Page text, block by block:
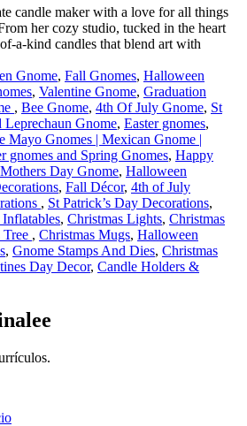
candle maker with a love for all things
her cozy studio, tucked in the heart
a-kind candles that blend art with
Gnome, Fall Gnomes, Halloween
, Valentine Gnome, Graduation
, Bee Gnome, 4th Of July Gnome, St
Gnome, Easter gnomes,
Mayo Gnomes | Mexican Gnome |
gnomes and Spring Gnomes, Happy
Day Gnome, Halloween
, Fall Décor, 4th of July
, St Patrick’s Day Decorations,
, Christmas Lights, Christmas
Tree , Christmas Mugs, Halloween
, Gnome Stamps And Dies, Christmas
Day Decor, Candle Holders &